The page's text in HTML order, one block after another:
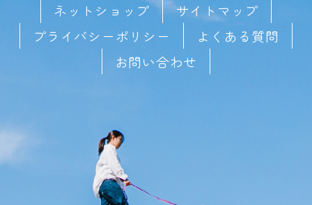
ネットショップ
サイトマップ
プライバシーポリシー
よくある質問
お問い合わせ